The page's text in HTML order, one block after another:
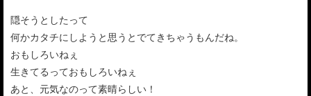
隠そうとしたって
何かカタチにしようと思うとでてきちゃうもんだね。
おもしろいねぇ
生きてるっておもしろいねぇ
あと、元気なのって素晴らしい！